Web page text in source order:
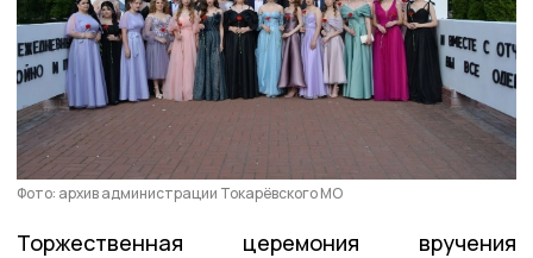
Фото: архив администрации Токарёвского МО
Торжественная церемония вручения